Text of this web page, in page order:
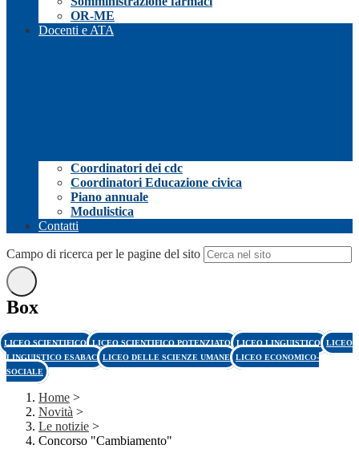
OR-ME
Docenti e ATA
Coordinatori dei cdc
Coordinatori Educazione civica
Piano annuale
Modulistica
Contatti
Campo di ricerca per le pagine del sito
Box
LICEO SCIENTIFICO LICEO SCIENTIFICO POTENZIATO LICEO LINGUISTICO LICEO
LINGUISTICO ESABAC LICEO DELLE SCIENZE UMANE LICEO ECONOMICO-
SOCIALE
Home >
Novità >
Le notizie >
Concorso "Cambiamento"